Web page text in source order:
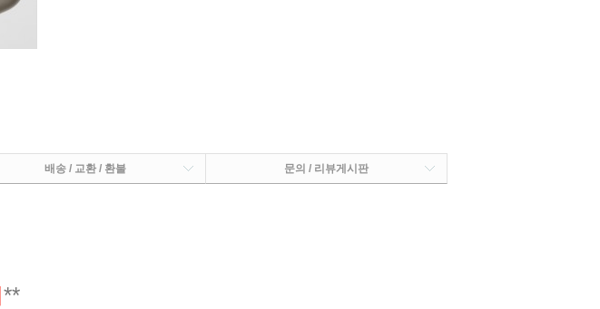
배송 / 교환 / 환불 문의 / 리뷰게시판
**